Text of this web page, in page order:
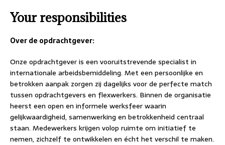
Your responsibilities
Over de opdrachtgever:
Onze opdrachtgever is een vooruitstrevende specialist in
internationale arbeidsbemiddeling. Met een persoonlijke en
betrokken aanpak zorgen zij dagelijks voor de perfecte match
tussen opdrachtgevers en flexwerkers. Binnen de organisatie
heerst een open en informele werksfeer waarin
gelijkwaardigheid, samenwerking en betrokkenheid centraal
staan. Medewerkers krijgen volop ruimte om initiatief te
nemen, zichzelf te ontwikkelen en écht het verschil te maken.